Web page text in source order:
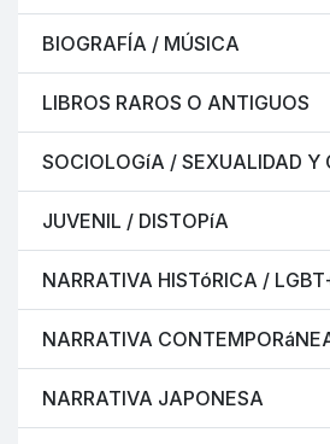
BIOGRAFÍA / MÚSICA
LIBROS RAROS O ANTIGUOS
SOCIOLOGíA / SEXUALIDAD Y
JUVENIL / DISTOPíA
NARRATIVA HISTóRICA /
NARRATIVA
NARRATIVA JAPONESA